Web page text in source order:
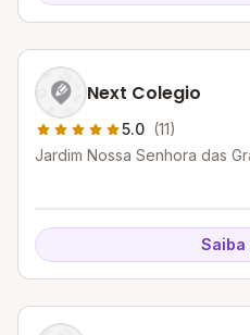
Next Colegio
5.0 (11)
Jardim Nossa Senhora das
Saiba